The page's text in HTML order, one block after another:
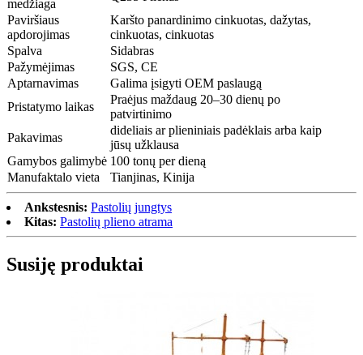
medžiaga
Paviršiaus
apdorojimas
Karšto panardinimo cinkuotas, dažytas,
cinkuotas, cinkuotas
Spalva
Sidabras
Pažymėjimas
SGS, CE
Aptarnavimas
Galima įsigyti OEM paslaugą
Pristatymo laikas
Praėjus maždaug 20–30 dienų po
patvirtinimo
Pakavimas
dideliais ar plieniniais padėklais arba kaip
jūsų užklausa
Gamybos galimybė 100 tonų per dieną
Manufaktalo vieta
Tianjinas, Kinija
Ankstesnis: Pastolių jungtys
Kitas: Pastolių plieno atrama
Susiję produktai